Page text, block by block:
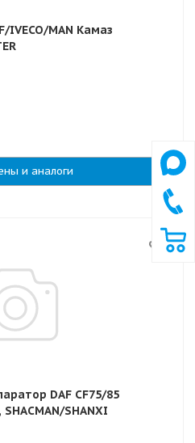
IVECO/MAN Камаз
и аналоги
DAF CF75/85
SHANXI